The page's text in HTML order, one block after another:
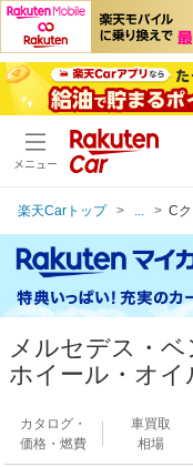
メニュー
楽天Carトップ C
メルセデス・
ホイール・オイ
カタログ・
価格・燃費
車買取
相場